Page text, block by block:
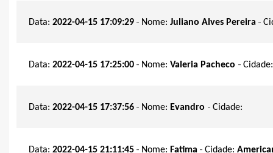
Data: 2022-04-15 17:09:29 - Nome: Juliano Alves Pereira -
Data: 2022-04-15 17:25:00 - Nome: Valeria Pacheco -
Data: 2022-04-15 17:37:56 - Nome: Evandro - Cidade:
Data: 2022-04-15 21:11:45 - Nome: Fatima - Cidade: